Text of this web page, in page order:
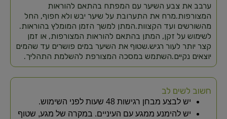
ערבב את צבע השיער עם המפתח בהתאם להוראות
המצורפות.​ מרח את התערובת על שיער יבש ולא חפוף, החל
מהשורשים ועד הקצוות.​ המתן למשך הזמן המומלץ בהוראות.​
לשימוש על זקן, המתן בהתאם להוראות המצורפות, או זמן
קצר יותר לעור רגיש.​ שטוף את השיער במים פושרים עד שהמים
יוצאים נקיים.​ השתמש במסכה המצורפת להשלמת התהליך.​
חשוב לשים לב
יש לבצע מבחן רגישות 48 שעות לפני השימוש.
יש להימנע ממגע עם העיניים. במקרה של מגע, שטוף